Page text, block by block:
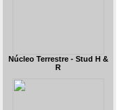
Núcleo Terrestre - Stud H &
R